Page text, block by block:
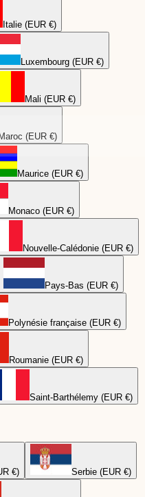
Italie (EUR €)
Luxembourg (EUR €)
Mali (EUR €)
Maroc (EUR €)
Maurice (EUR €)
Monaco (EUR €)
Nouvelle-Calédonie (EUR €)
Pays-Bas (EUR €)
Polynésie française (EUR €)
Roumanie (EUR €)
Saint-Barthélemy (EUR €)
€) Serbie (EUR €)